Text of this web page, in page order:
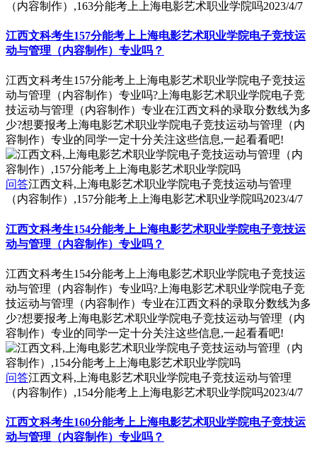
（内容制作）,163分能考上上海电影艺术职业学院吗2023/4/7
江西文科考生157分能考上上海电影艺术职业学院电子竞技运
动与管理（内容制作）专业吗？
江西文科考生157分能考上上海电影艺术职业学院电子竞技运
动与管理（内容制作）专业吗?上海电影艺术职业学院电子竞
技运动与管理（内容制作）专业在江西文科的录取分数线为多
少?想要报考上海电影艺术职业学院电子竞技运动与管理（内
容制作）专业的同学一定十分关注这些信息,一起看看吧!
问答江西文科,上海电影艺术职业学院电子竞技运动与管理
（内容制作）,157分能考上上海电影艺术职业学院吗2023/4/7
江西文科考生154分能考上上海电影艺术职业学院电子竞技运
动与管理（内容制作）专业吗？
江西文科考生154分能考上上海电影艺术职业学院电子竞技运
动与管理（内容制作）专业吗?上海电影艺术职业学院电子竞
技运动与管理（内容制作）专业在江西文科的录取分数线为多
少?想要报考上海电影艺术职业学院电子竞技运动与管理（内
容制作）专业的同学一定十分关注这些信息,一起看看吧!
问答江西文科,上海电影艺术职业学院电子竞技运动与管理
（内容制作）,154分能考上上海电影艺术职业学院吗2023/4/7
江西文科考生160分能考上上海电影艺术职业学院电子竞技运
动与管理（内容制作）专业吗？